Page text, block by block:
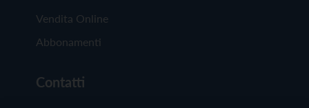
Vendita Online
Abbonamenti
Contatti